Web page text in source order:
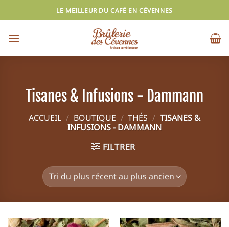
au
LE MEILLEUR DU CAFÉ EN CÉVENNES
Tisanes & Infusions - Dammann
ACCUEIL / BOUTIQUE / THÉS / TISANES &
INFUSIONS - DAMMANN
FILTRER